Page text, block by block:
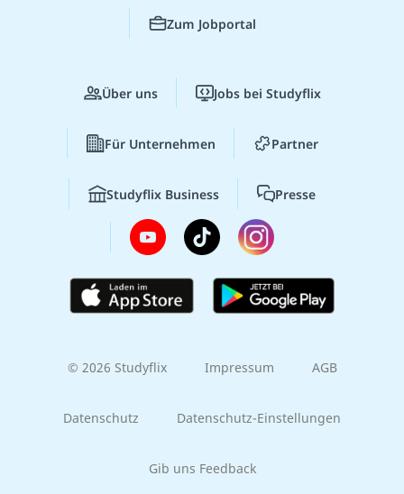
Zum Jobportal
Über uns Jobs bei Studyflix
Für Unternehmen Partner
Studyflix Business Presse
© 2026 Studyflix Impressum AGB
Datenschutz Datenschutz-Einstellungen
Gib uns Feedback